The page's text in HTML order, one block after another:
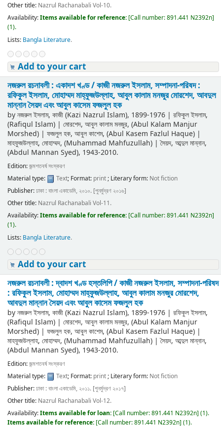
Other title: Nazrul Rachanabali Vol-10.
Availability:Items available for reference: [Call number:891.441 N2392n]
(1).
Lists: Bangla Literature.
Add to your cart
নজরুল রচনাবলী : একাদশ খণ্ড /কাজী নজরুল ইসলাম, সম্পাদনা-পরিষদ :
রফিকুল ইসলাম, মোহাম্মদ মাহ্‌ফুজউল্লাহ, আবুল কালাম মনজুর মোরশেদ, আবদুল
মান্নান সৈয়দ এবং আবুল কাসেম ফজলুল হক
byনজরুল ইসলাম, কাজী (Kazi Nazrul Islam), 1899-1976| রফিকুল ইসলাম,
(Rafiqul Islam)| মোরশেদ, আবুল কালাম মনজুর, (Abul Kalam Manjur
Morshed)| ফজলুল হক, আবুল কাশেম, (Abul Kasem Fazlul Haque)|
মাহফুজউল্লাহ, মোহাম্মদ, (Muhammad Mahfuzullah)|সৈয়দ, আব্দুল মান্নান,
(Abdul Mannan Syed), 1943-2010.
Edition:জন্মশতবর্ষ সংস্করণ
Material type:
Text; Format: print; Literary form: Not fiction
Publisher:ঢাকা : বাংলা একাডেমি, ২০১০. [পুনর্মুদ্রণ ২০১৬]
Other title: Nazrul Rachanabali Vol-11.
Availability:Items available for reference: [Call number:891.441 N2392n]
(1).
Lists: Bangla Literature.
Add to your cart
নজরুল রচনাবলী : দ্বাদশ খণ্ড হস্তলিপি /কাজী নজরুল ইসলাম, সম্পাদনা-পরিষদ
: রফিকুল ইসলাম, মোহাম্মদ মাহ্‌ফুজউল্লাহ, আবুল কালাম মনজুর মোরশেদ,
আবদুল মান্নান সৈয়দ এবং আবুল কাসেম ফজলুল হক
byনজরুল ইসলাম, কাজী (Kazi Nazrul Islam), 1899-1976| রফিকুল ইসলাম,
(Rafiqul Islam)| মোরশেদ, আবুল কালাম মনজুর, (Abul Kalam Manjur
Morshed)| ফজলুল হক, আবুল কাশেম, (Abul Kasem Fazlul Haque)|
মাহফুজউল্লাহ, মোহাম্মদ, (Muhammad Mahfuzullah)|সৈয়দ, আব্দুল মান্নান,
(Abdul Mannan Syed), 1943-2010.
Edition:জন্মশতবর্ষ সংস্করণ
Material type:
Text; Format: print; Literary form: Not fiction
Publisher:ঢাকা : বাংলা একাডেমি, ২০১১. [পুনর্মুদ্রণ ২০১৭]
Other title: Nazrul Rachanabali Vol-12.
Availability:Items available for loan: [Call number:891.441 N2392n] (1).
Items available for reference: [Call number:891.441 N2392n] (1).